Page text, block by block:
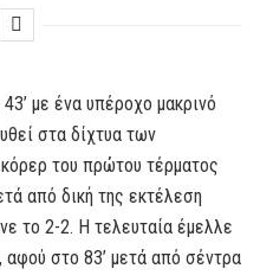
με ένα υπέροχο μακρινό
στα δίχτυα των
του πρώτου τέρματος
από δική της εκτέλεση
το 2-2. Η τελευταία έμελλε
αφού στο 83’ μετά από σέντρα